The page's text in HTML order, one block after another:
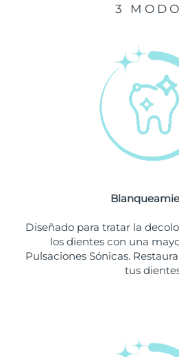
3
Diseñado para tratar la
los dientes con una
Pulsaciones Sónicas.
tus
Reunión